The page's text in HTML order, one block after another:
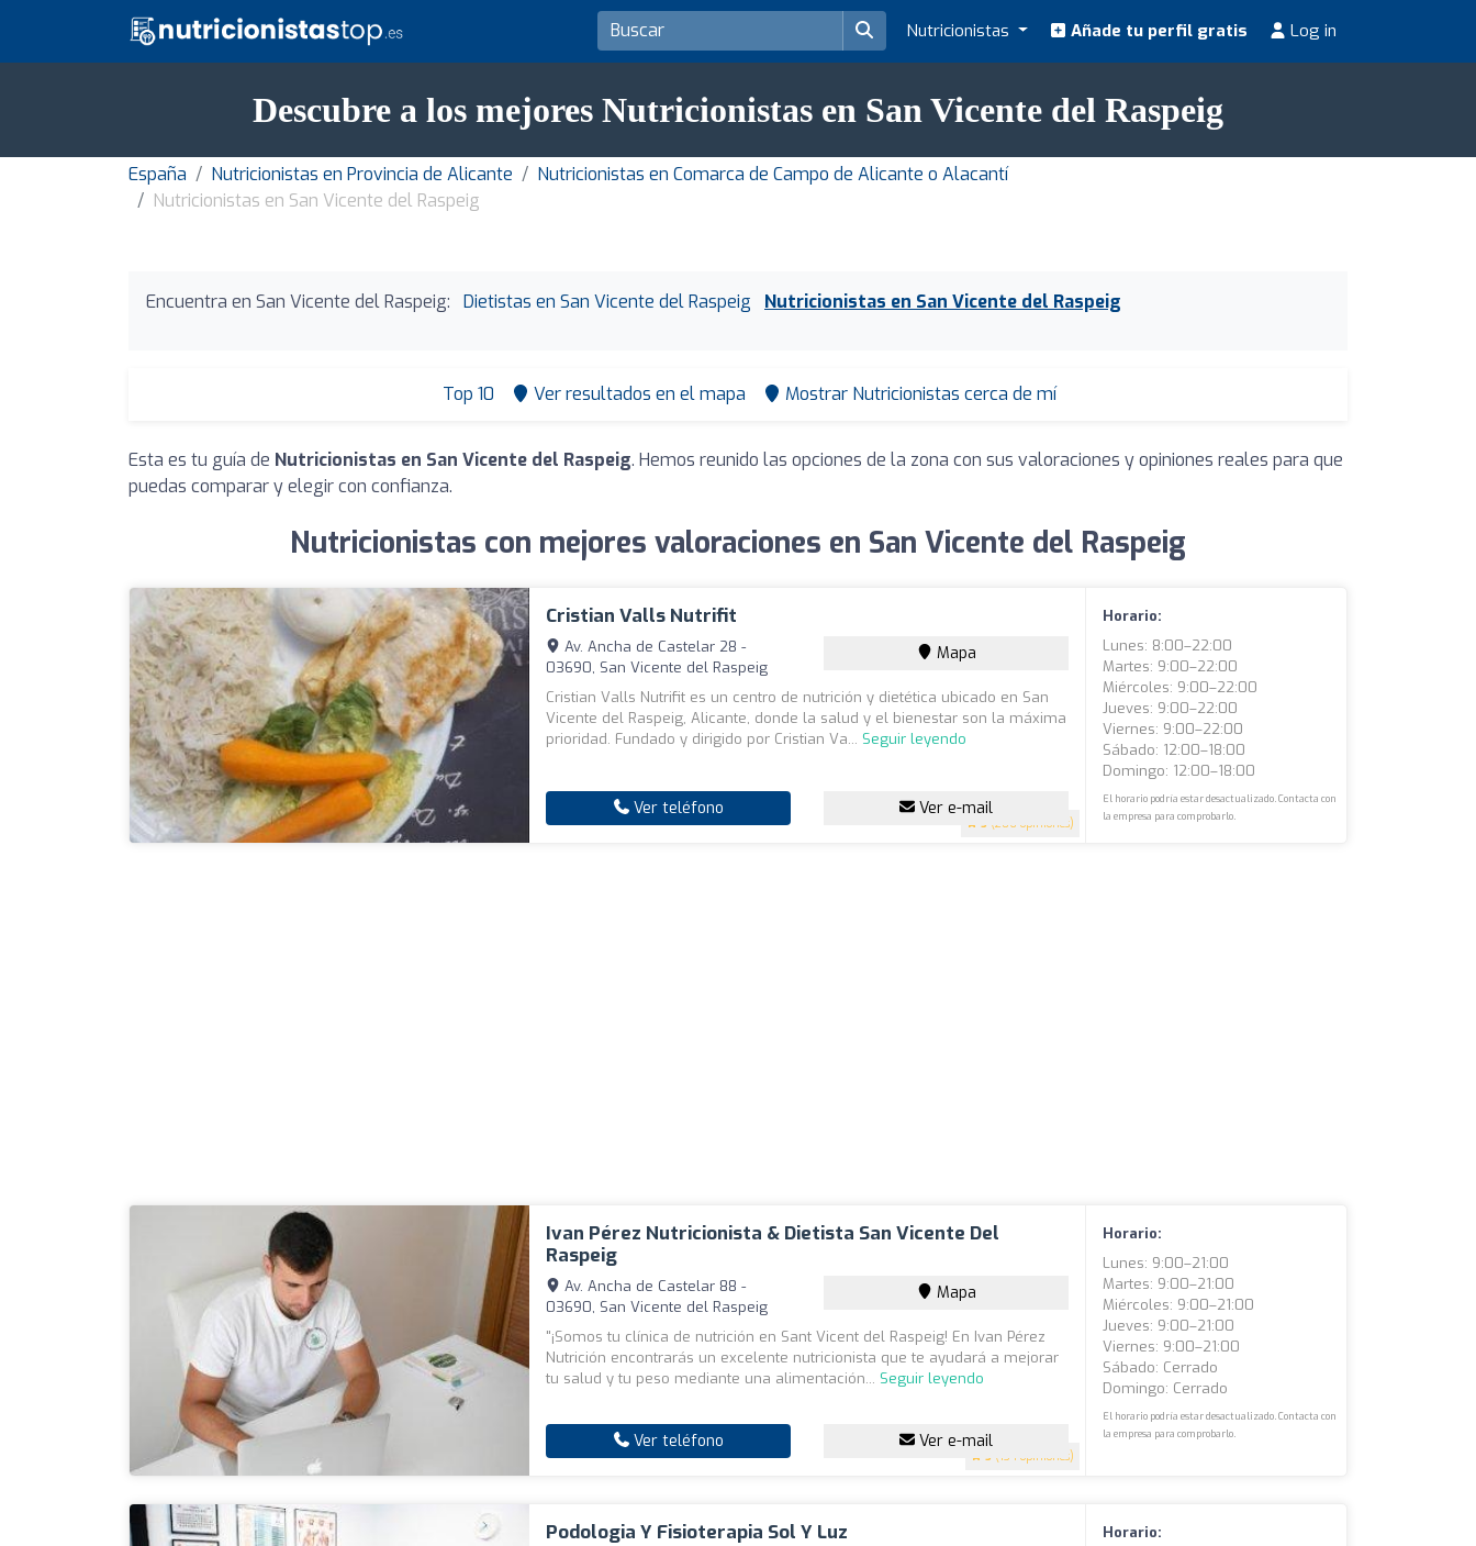
Nutricionistas Añade tu perfil gratis Log in
Descubre a los mejores Nutricionistas en San Vicente del Raspeig
España Nutricionistas en Provincia de Alicante
Nutricionistas en Comarca de Campo de Alicante o Alacantí
Nutricionistas en San Vicente del Raspeig
Encuentra en San Vicente del Raspeig: Dietistas en San Vicente del Raspeig Nutricionistas en San Vicente del Raspeig
Top 10 Ver resultados en el mapa Mostrar Nutricionistas cerca de mí
Esta es tu guía de Nutricionistas en San Vicente del Raspeig. Hemos reunido las opciones de la zona con sus valoraciones y opiniones reales para que
puedas comparar y elegir con confianza.
Nutricionistas con mejores valoraciones en San Vicente del Raspeig
Cristian Valls Nutrifit
5 (206 opiniones)
Av. Ancha de Castelar 28 -
03690, San Vicente del Raspeig
Mapa
Cristian Valls Nutrifit es un centro de nutrición y dietética ubicado en San
Vicente del Raspeig, Alicante, donde la salud y el bienestar son la máxima
prioridad. Fundado y dirigido por Cristian Va... Seguir leyendo
Ver teléfono Ver e-mail
Horario:
Lunes: 8:00–22:00
Martes: 9:00–22:00
Miércoles: 9:00–22:00
Jueves: 9:00–22:00
Viernes: 9:00–22:00
Sábado: 12:00–18:00
Domingo: 12:00–18:00
El horario podría estar desactualizado. Contacta con
la empresa para comprobarlo.
Ivan Pérez Nutricionista & Dietista San Vicente Del
Raspeig
5 (134 opiniones)
Av. Ancha de Castelar 88 -
03690, San Vicente del Raspeig
Mapa
"¡Somos tu clínica de nutrición en Sant Vicent del Raspeig! En Ivan Pérez
Nutrición encontrarás un excelente nutricionista que te ayudará a mejorar
tu salud y tu peso mediante una alimentación... Seguir leyendo
Ver teléfono Ver e-mail
Horario:
Lunes: 9:00–21:00
Martes: 9:00–21:00
Miércoles: 9:00–21:00
Jueves: 9:00–21:00
Viernes: 9:00–21:00
Sábado: Cerrado
Domingo: Cerrado
El horario podría estar desactualizado. Contacta con
la empresa para comprobarlo.
Podologia Y Fisioterapia Sol Y Luz
Horario: